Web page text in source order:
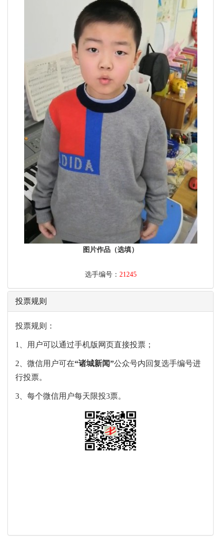
图片作品（选填）
选手编号： 21245
投票规则
投票规则：
1、用户可以通过手机版网页直接投票；
2、微信用户可在“诸城新闻”公众号内回复选手编号进
行投票。
3、每个微信用户每天限投3票。